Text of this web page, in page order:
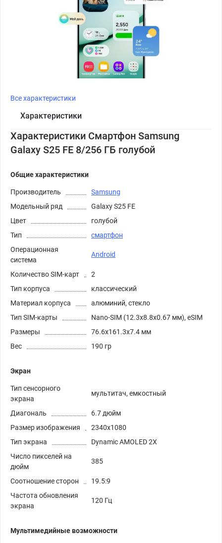
Все характеристики
Характеристики
Характеристики Смартфон Samsung
Galaxy S25 FE 8/256 ГБ голубой
Общие характеристики
Производитель
Samsung
Модельный ряд
Galaxy S25 FE
Цвет
голубой
Тип
смартфон
Операционная
система
Android
Количество SIM-карт
2
Тип корпуса
классический
Материал корпуса
алюминий, стекло
Тип SIM-карты
Nano-SIM (12.3x8.8x0.67 мм), eSIM
Размеры
76.6x161.3x7.4 мм
Вес
190 гр
Экран
Тип сенсорного
экрана
мультитач, емкостный
Диагональ
6.7 дюйм
Размер изображения
2340x1080
Тип экрана
Dynamic AMOLED 2X
Число пикселей на
дюйм
385
Соотношение сторон
19.5:9
Частота обновления
экрана
120 Гц
Мультимедийные возможности